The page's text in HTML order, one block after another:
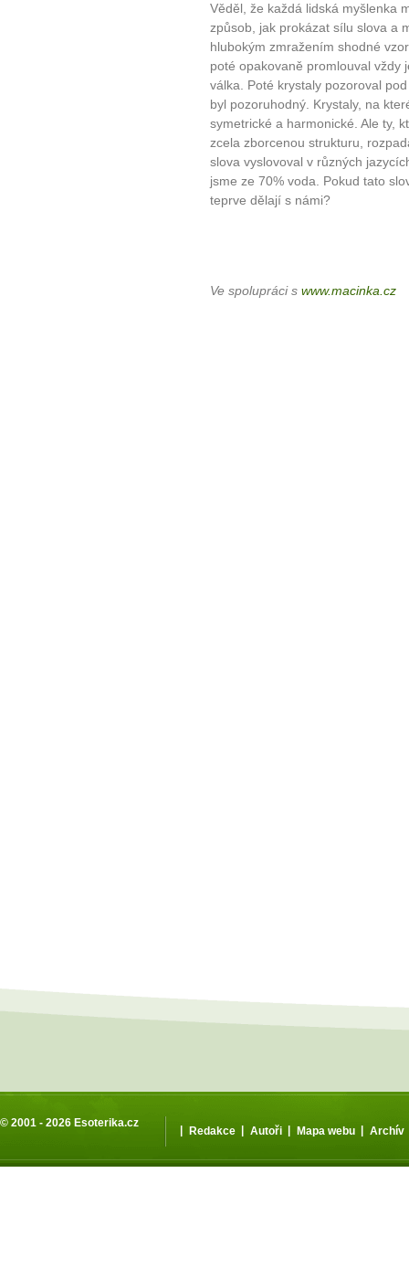
Věděl, že každá lidská myšlenka
způsob, jak prokázat sílu slova a
hlubokým zmražením shodné
poté opakovaně promlouval vždy
válka. Poté krystaly pozoroval
byl pozoruhodný. Krystaly, na
symetrické a harmonické. Ale ty,
zcela zborcenou strukturu,
slova vyslovoval v různých
jsme ze 70% voda. Pokud tato
teprve dělají s námi?
Ve spolupráci s www.macinka.cz
© 2001 - 2026 Esoterika.cz
| Redakce | Autoři | Mapa webu | Archív